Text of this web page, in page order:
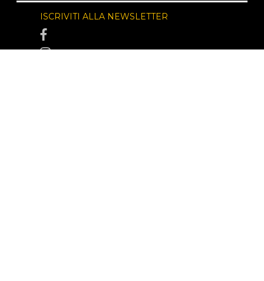
ISCRIVITI ALLA NEWSLETTER